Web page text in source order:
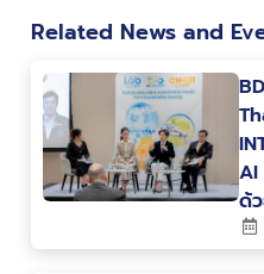
Related News and
AI
ด้